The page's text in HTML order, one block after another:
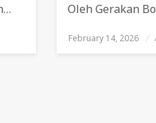
Oleh Gerakan
Posted
February 14, 2026